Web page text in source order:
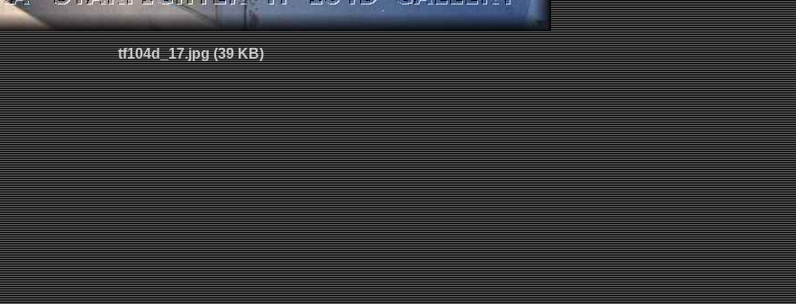
tf104d_17.jpg (39 KB)